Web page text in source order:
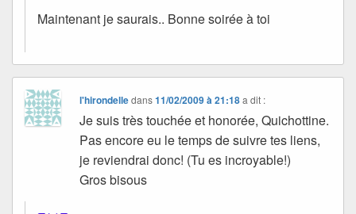
Maintenant je saurais.. Bonne soirée à toi
l'hirondelledans11/02/2009 à 21:18 a dit :
Je suis très touchée et honorée, Quichottine.
Pas encore eu le temps de suivre tes liens,
je reviendrai donc! (Tu es incroyable!)
Gros bisous